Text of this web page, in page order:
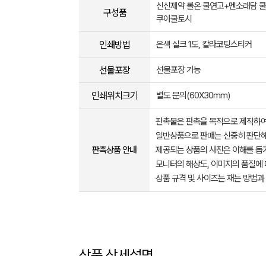
구성품
신신제약 롤온 쿨연고+멘소래담
쿠아쿨토시
인쇄방법 은색 실크 1도, 칼라코팅스티커
선물포장 선물포장 가능
인쇄위치크기 별도 문의(60X30mm)
판촉상품 안내
판촉물은 판촉을 목적으로 제작하
일반상품으로 판매는 신중히 판단
제공되는 상품의 사진은 이해를
모니터의 해상도, 이미지의 품질
상품 규격 및 사이즈는 재는 방법